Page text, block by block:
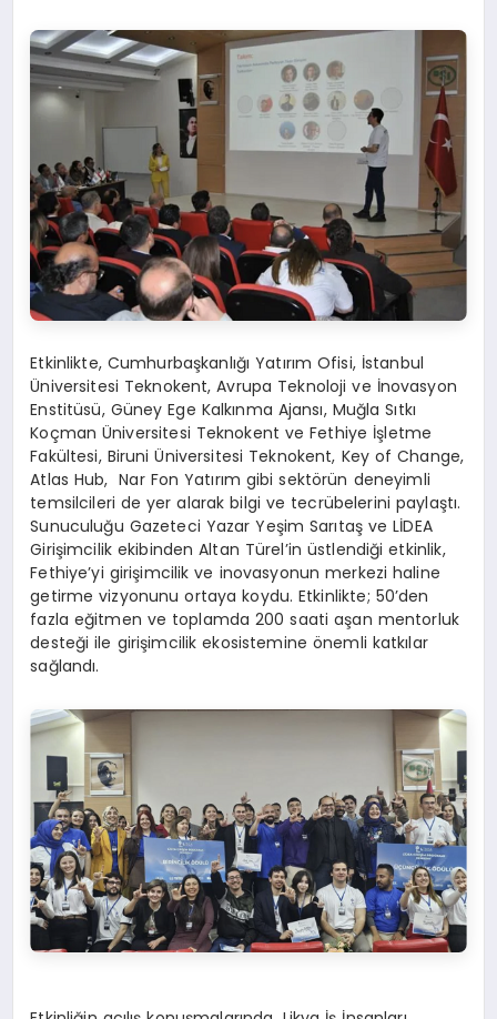
Etkinlikte, Cumhurbaşkanlığı Yatırım Ofisi, İstanbul
Üniversitesi Teknokent, Avrupa Teknoloji ve İnovasyon
Enstitüsü, Güney Ege Kalkınma Ajansı, Muğla Sıtkı
Koçman Üniversitesi Teknokent ve Fethiye İşletme
Fakültesi, Biruni Üniversitesi Teknokent, Key of Change,
Atlas Hub, Nar Fon Yatırım gibi sektörün deneyimli
temsilcileri de yer alarak bilgi ve tecrübelerini paylaştı.
Sunuculuğu Gazeteci Yazar Yeşim Sarıtaş ve LİDEA
Girişimcilik ekibinden Altan Türel’in üstlendiği etkinlik,
Fethiye’yi girişimcilik ve inovasyonun merkezi haline
getirme vizyonunu ortaya koydu. Etkinlikte; 50’den
fazla eğitmen ve toplamda 200 saati aşan mentorluk
desteği ile girişimcilik ekosistemine önemli katkılar
sağlandı.